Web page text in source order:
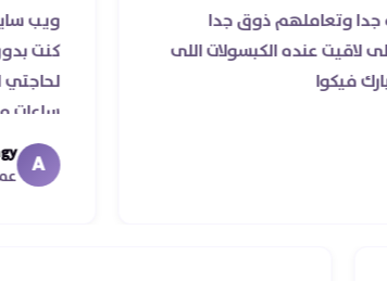
ذوق جدا
اللى
ويب سايت ممتاز و
كنت بدور عليه
لحاجتي الشديده
ساعات من طلبي و
ما استلمت بالرغم من
معايا لحد ما استلمت
Abdelrhman Nagy
عميل الأونلاين